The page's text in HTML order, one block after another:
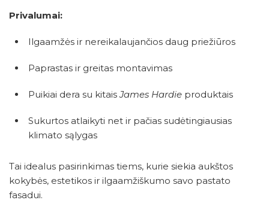
Privalumai:
Ilgaamžės ir nereikalaujančios daug priežiūros
Paprastas ir greitas montavimas
Puikiai dera su kitaisJames Hardie produktais
Sukurtos atlaikyti net ir pačias sudėtingiausias
klimato sąlygas
Tai idealus pasirinkimas tiems, kurie siekia aukštos
kokybės, estetikos ir ilgaamžiškumo savo pastato
fasadui.